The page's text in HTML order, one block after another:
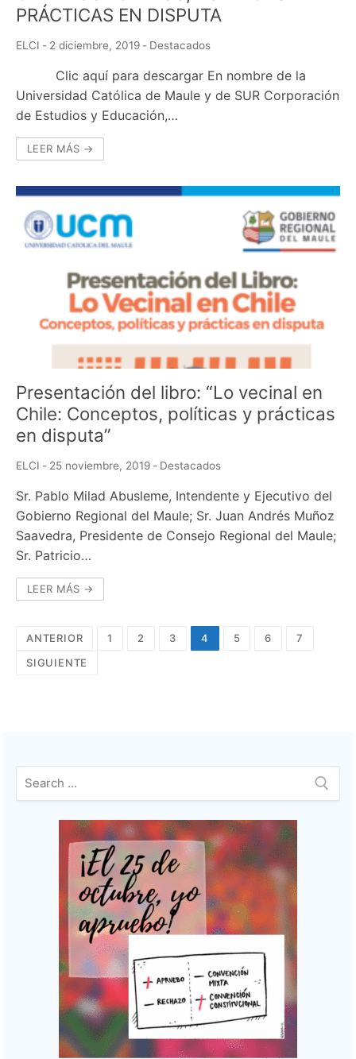
PRÁCTICAS EN DISPUTA
ELCI - 2 diciembre, 2019 - Destacados
Clic aquí para descargar En nombre de la
Universidad Católica de Maule y de SUR Corporación
de Estudios y Educación,…
LEER MÁS →
Presentación del libro: “Lo vecinal en
Chile: Conceptos, políticas y prácticas
en disputa”
ELCI - 25 noviembre, 2019 - Destacados
Sr. Pablo Milad Abusleme, Intendente y Ejecutivo del
Gobierno Regional del Maule; Sr. Juan Andrés Muñoz
Saavedra, Presidente de Consejo Regional del Maule;
Sr. Patricio…
LEER MÁS →
Navegación
de
ANTERIOR 1 2 3 4 5 6
7
SIGUIENTE